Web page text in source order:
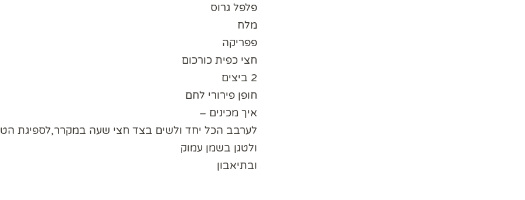
פלפל גרוס
מלח
פפריקה
חצי כפית כורכום
2 ביצים
חופן פירורי לחם
איך מכינים –
לערבב הכל יחד ולשים בצד חצי שעה במקרר,לספיגת
ולטגן בשמן עמוק
ובתיאבון